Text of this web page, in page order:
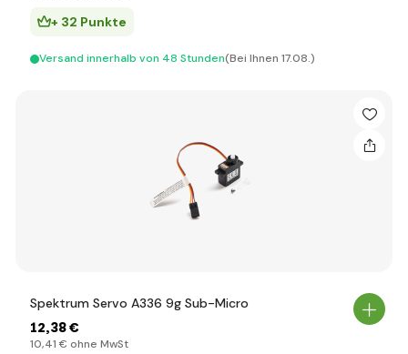
+ 32 Punkte
Versand innerhalb von 48 Stunden(Bei Ihnen 17.08.)
Spektrum Servo A336 9g Sub-Micro
12,38 €
10,41 € ohne MwSt